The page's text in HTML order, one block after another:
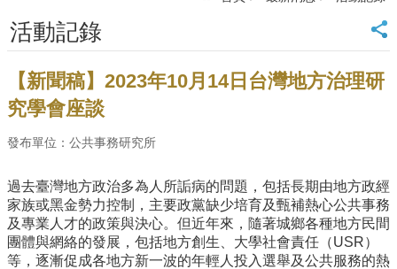
頁
站
導
覽
English
事
所
簡
介
活動記錄
【新聞稿】2023年10月14日台灣地方治理研
究學會座談
發布單位：公共事務研究所
過去臺灣地方政治多為人所詬病的問題， 包括長期由地方政經
家族或黑金勢力控制， 主要政黨缺少培育及甄補熱心公共事務
及專業人才的政策與決心。 但近年來，隨著城鄉各種地方民間
團體與網絡的發展， 包括地方創生、大學社會責任（USR）
等， 逐漸促成各地方新一波的年輕人投入選舉及公共服務的熱